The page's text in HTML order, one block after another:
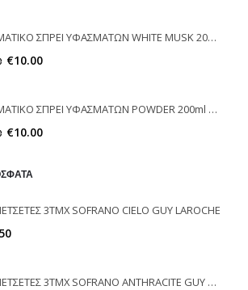
ΑΡΩΜΑΤΙΚΟ ΣΠΡΕΙ ΥΦΑΣΜΑΤΩΝ WHITE MUSK 200ml ELEGANT
€10.00
ΑΡΩΜΑΤΙΚΟ ΣΠΡΕΙ ΥΦΑΣΜΑΤΩΝ POWDER 200ml ELEGANT
€10.00
3ΤΜΧ SOFRANO CIELO GUY LAROCHE
ΣΕΤ ΠΕΤΣΕΤΕΣ 3ΤΜΧ SOFRANO ANTHRACITE GUY LAROCHE